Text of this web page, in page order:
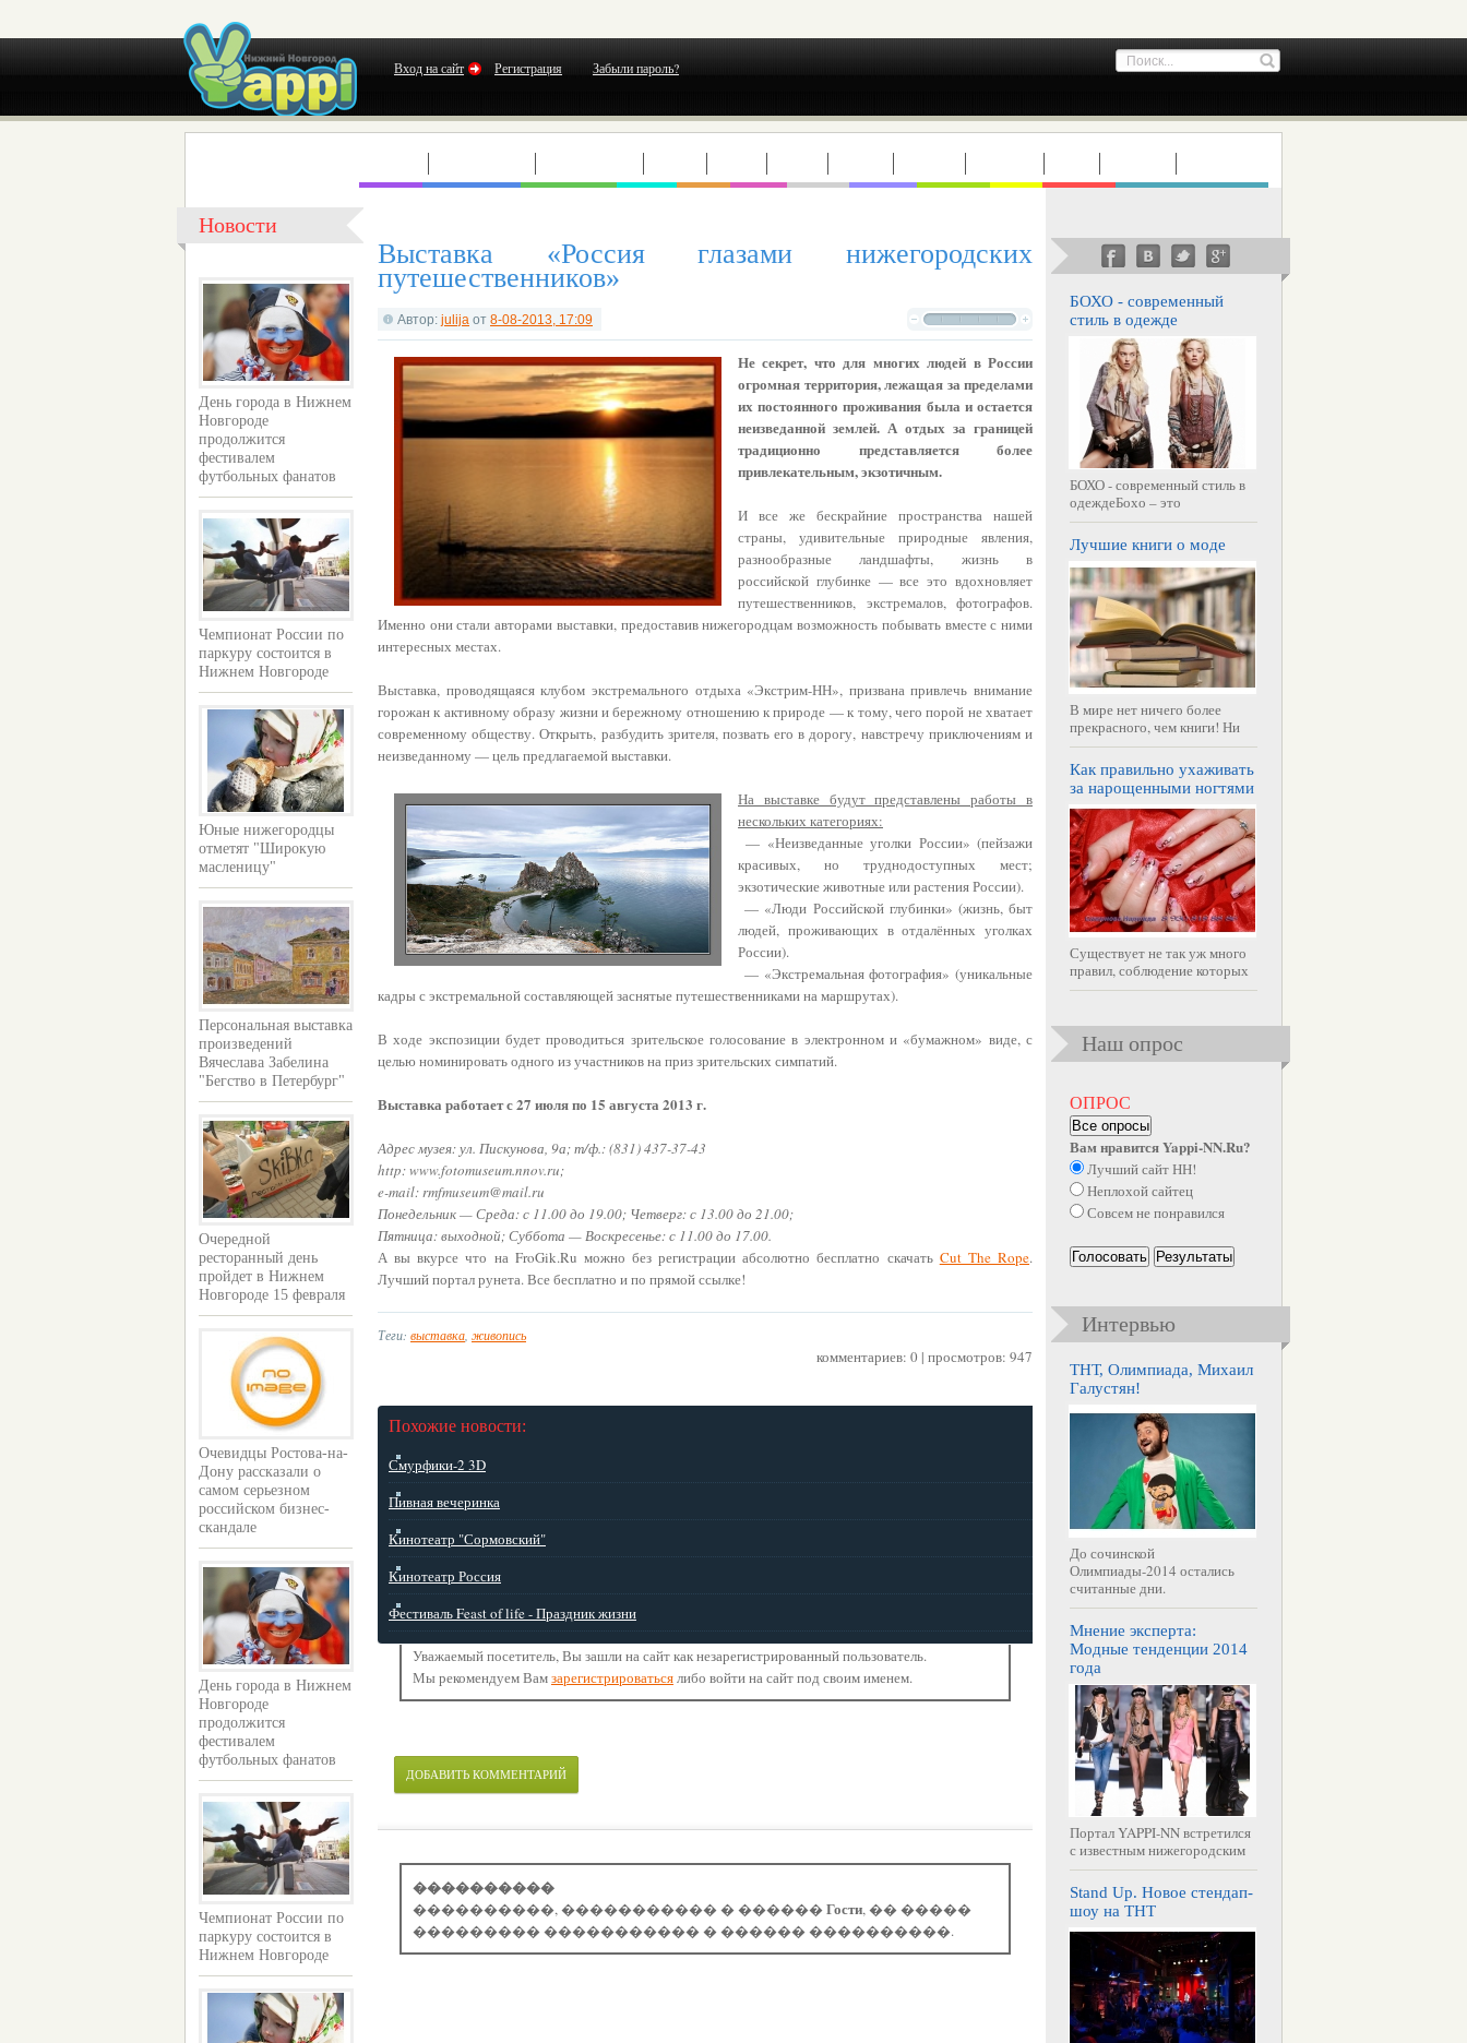
Вход на сайт Регистрация Забыли пароль?
Новости
День города в Нижнем
Новгороде
продолжится
фестивалем
футбольных фанатов
Чемпионат России по
паркуру состоится в
Нижнем Новгороде
Юные нижегородцы
отметят "Широкую
масленицу"
Персональная выставка
произведений
Вячеслава Забелина
"Бегство в Петербург"
Очередной
ресторанный день
пройдет в Нижнем
Новгороде 15 февраля
Очевидцы Ростова-на-
Дону рассказали о
самом серьезном
российском бизнес-
скандале
День города в Нижнем
Новгороде
продолжится
фестивалем
футбольных фанатов
Чемпионат России по
паркуру состоится в
Нижнем Новгороде
Выставка «Россия глазами нижегородских
путешественников»
Автор: julija от 8-08-2013, 17:09
Не секрет, что для многих людей в России
огромная территория, лежащая за пределами
их постоянного проживания была и остается
неизведанной землей. А отдых за границей
традиционно представляется более
привлекательным, экзотичным.
И все же бескрайние пространства нашей
страны, удивительные природные явления,
разнообразные ландшафты, жизнь в
российской глубинке — все это вдохновляет
путешественников, экстремалов, фотографов.
Именно они стали авторами выставки, предоставив нижегородцам возможность побывать вместе с ними
интересных местах.
Выставка, проводящаяся клубом экстремального отдыха «Экстрим-НН», призвана привлечь внимание
горожан к активному образу жизни и бережному отношению к природе — к тому, чего порой не хватает
современному обществу. Открыть, разбудить зрителя, позвать его в дорогу, навстречу приключениям и
неизведанному — цель предлагаемой выставки.
На выставке будут представлены работы в
нескольких категориях:
— «Неизведанные уголки России» (пейзажи
красивых, но труднодоступных мест;
экзотические животные или растения России).
— «Люди Российской глубинки» (жизнь, быт
людей, проживающих в отдалённых уголках
России).
— «Экстремальная фотография» (уникальные
кадры с экстремальной составляющей заснятые путешественниками на маршрутах).
В ходе экспозиции будет проводиться зрительское голосование в электронном и «бумажном» виде, с
целью номинировать одного из участников на приз зрительских симпатий.
Выставка работает с 27 июля по 15 августа 2013 г.
Адрес музея: ул. Пискунова, 9а; т/ф.: (831) 437-37-43
http: www.fotomuseum.nnov.ru;
e-mail: rmfmuseum@mail.ru
Понедельник — Среда: с 11.00 до 19.00; Четверг: с 13.00 до 21.00;
Пятница: выходной; Суббота — Воскресенье: с 11.00 до 17.00.
А вывкурсе что на FroGik.Ru можно без регистрации абсолютно бесплатно скачать Cut The Rope.
Лучший портал рунета. Все бесплатно и по прямой ссылке!
Теги: выставка живопись
комментариев: 0 | просмотров: 947
Похожие новости:
Смурфики-2 3D
Пивная вечеринка
Кинотеатр "Сормовский"
Кинотеатр Россия
Фестиваль Feast of life - Праздник жизни
Уважаемый посетитель, Вы зашли на сайт как незарегистрированный пользователь.
Мы рекомендуем Вамзарегистрироваться либо войти на сайт под своим именем.
ДОБАВИТЬ КОММЕНТАРИЙ
����������
����������, ����������� � ������Гости, �� �����
��������� ����������� � ������ ����������.
БОХО - современный
стиль в одежде
БОХО - современный стиль в
одеждеБохо – это
Лучшие книги о моде
В мире нет ничего более
прекрасного, чем книги! Ни
Как правильно ухаживать
за нарощенными ногтями
Существует не так уж много
правил, соблюдение которых
Наш опрос
ОПРОС
Все опросы
Вам нравится Yappi-NN.Ru?
Лучший сайт НН!
Неплохой сайтец
Совсем не понравился
Голосовать Результаты
Интервью
ТНТ, Олимпиада, Михаил
Галустян!
До сочинской
Олимпиады-2014 остались
считанные дни.
Мнение эксперта:
Модные тенденции 2014
года
Портал YAPPI-NN встретился
с известным нижегородским
Stand Up. Новое стендап-
шоу на ТНТ